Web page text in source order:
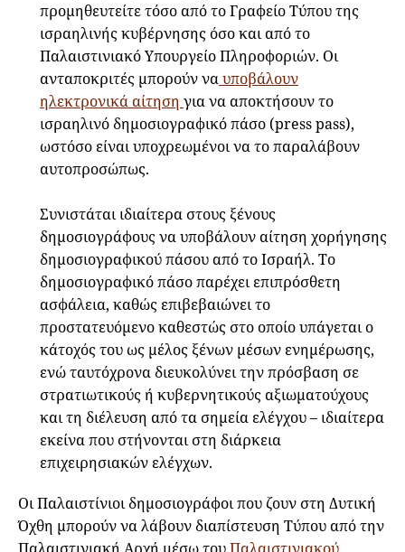
προμηθευτείτε τόσο από το Γραφείο Τύπου της
ισραηλινής κυβέρνησης όσο και από το
Παλαιστινιακό Υπουργείο Πληροφοριών. Οι
ανταποκριτές μπορούν ναυποβάλουν
ηλεκτρονικά αίτηση για να αποκτήσουν το
ισραηλινό δημοσιογραφικό πάσο (press pass),
ωστόσο είναι υποχρεωμένοι να το παραλάβουν
αυτοπροσώπως.
Συνιστάται ιδιαίτερα στους ξένους
δημοσιογράφους να υποβάλουν αίτηση χορήγησης
δημοσιογραφικού πάσου από το Ισραήλ. Το
δημοσιογραφικό πάσο παρέχει επιπρόσθετη
ασφάλεια, καθώς επιβεβαιώνει το
προστατευόμενο καθεστώς στο οποίο υπάγεται ο
κάτοχός του ως μέλος ξένων μέσων ενημέρωσης,
ενώ ταυτόχρονα διευκολύνει την πρόσβαση σε
στρατιωτικούς ή κυβερνητικούς αξιωματούχους
και τη διέλευση από τα σημεία ελέγχου – ιδιαίτερα
εκείνα που στήνονται στη διάρκεια
επιχειρησιακών ελέγχων.
Οι Παλαιστίνιοι δημοσιογράφοι που ζουν στη Δυτική
Όχθη μπορούν να λάβουν διαπίστευση Τύπου από την